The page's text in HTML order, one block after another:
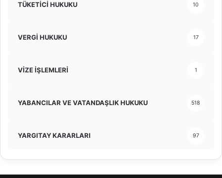
TÜKETİCİ HUKUKU 10
VERGİ HUKUKU 17
VİZE İŞLEMLERİ 1
YABANCILAR VE VATANDAŞLIK HUKUKU 518
YARGITAY KARARLARI 97